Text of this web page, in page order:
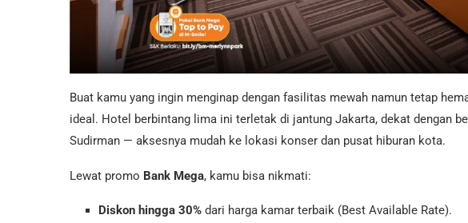
Buat kamu yang ingin menginap dengan fasilitas mewah namun tetap
ideal. Hotel berbintang lima ini terletak di jantung Jakarta, dekat dengan
Sudirman — aksesnya mudah ke lokasi konser dan pusat hiburan kota.
Lewat promo Bank Mega, kamu bisa nikmati:
Diskon hingga 30% dari harga kamar terbaik (Best Available Rate).